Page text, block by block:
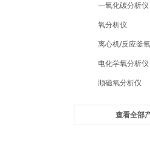
一氧化碳分析仪
氧分析仪
离心机/反应釜
电化学氧分析仪
顺磁氧分析仪
查看全部